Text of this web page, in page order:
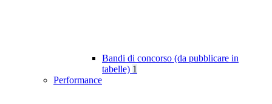
Bandi di concorso (da pubblicare in
tabelle) 1
Performance